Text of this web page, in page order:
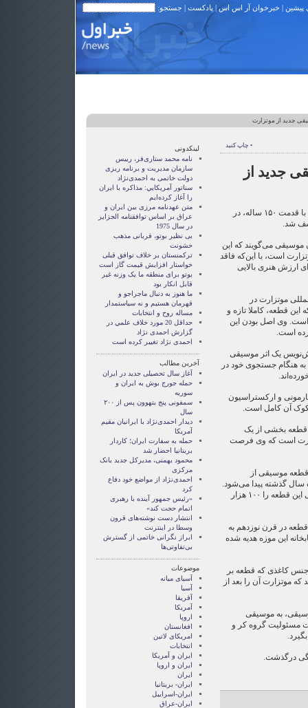
پیشین | خبرخوان آر اس اس| پادکست | جستجو:
جدید از موتزارت
• چاپ کنید
جدید از
قطعه‌ای از آثار کلاسیک موتزارت با قدمت ۱۵۰ ساله، در
شد.
می‌گویند که این
است، با این‌که فاقد
ارزش هنری بالایی
موتزارت در
این قطعه، کاملا تازه و
وی اصل بودن این
است.
یک اثر موسیقی
به هنگام جستجوی خود در
و ارکستراسیون
کوک آن کامل است.
قطعه بخشی از یک
است که وی فرصت
موسیقی از
گذشته پیدا می‌شود.
کارشناسان موسیقی ارزش مالی این قطعه را ۱۰۰ هزار
قطعه در قرن نوزدهم به
این موزه هدیه شده
کاغذی که قطعه بر
موتزارت آن را بعد از
به موسیقی
مسئولیت گروه کر و
لینکدونی
نامه محمد ستاری‌فر، رییس
سازمان مدیریت و برنامه ریزی
دولت خاتمی به احمدی‌نژاد
سناتور آمريکايي: مذاکره با ايران
را آغاز کرده‌ايم
متن عهدنامه مرزى بين ايران و
عراق بر اساس توافقنامه الجزاير
در سال 1975
بی نظیر بوتو، قربانی مذهب
خشونت
ترکمنستان بر خلاف توافق قبلی
خواستار افزایش قیمت گاز است
بوتو برای منطقه ما یک وزنه غیر
قابل انکار بود
ما هنوز به دنبال ماجراجو و
قهرمان هستيم و نه سياستمدار
مساله روح و انتخابات
حداقل 20 مورد خلاف علمي در
گزارش احمدی نژاد
احمدی نژاد تغییر کرده است
آخرین مطالب
آغاز سال تحصیلی جدید در ایران
حمله جورج بوش به ایران و
سوریه
سمفونی پنج بتهوون پس از ۲۰۰
سال
دیدار احمدی‌نژاد با ایرانیان مقیم
آمریکا
حمله به سفارت ایران؛ کاردار
بریتانیا احضار شد
محمود بهمنی، مدیرکل جدید بانک
مرکزی
احمدی‌نژاد از مواضع خود دفاع
کرد
«رئیس جمهور آینده با رهبری
اتمام حجت کند»
انتشار دست نوشته‌های قرون
وسطا در اينترنت
ابراز نگرانی خاتمی از گسترش
بی‌تفاوتی‌ها
موضوعات
آسيای ميانه
آسیا
آفریقا
آمریکا
اروپا
افغانستان
امریکای لاتین
انتخابات
ايران و آمريکا
ايران و اروپا
ایران
ایران- بریتانیا
ایران-اسراییل
ایران-عراق